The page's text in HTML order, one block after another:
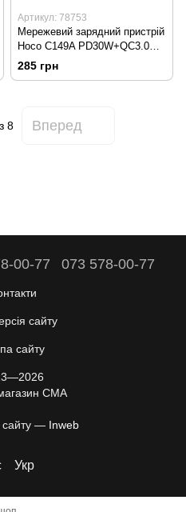
Артикул: 78753
Мережевий зарядний пристрій
Hoco C149A PD30W+QC3.0
White
285 грн
8 Вперед
00-77 073 578-00-77
сайту
сайту
CMA
сайту — Inweb
Укр